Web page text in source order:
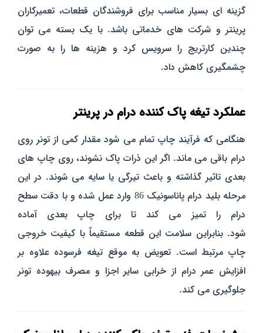
گزینه‌ ای بسیار مناسب برای فروشندگان قطعات، تعمیرکاران
پرینتر و شرکت‌ های خدماتی باشد. با یک بسته می‌ توان
چندین کارتریج را سرویس کرد و هزینه‌ ها را به‌ صورت
چشمگیری کاهش داد.
عملکرد تیغه پاک‌ کننده درام در پرینتر
هنگامی که فرآیند چاپ تمام می‌ شود مقدار کمی از تونر روی
درام باقی می‌ ماند. اگر این ذرات پاک نشوند، روی چاپ‌ های
بعدی تاثیر گذاشته و باعث تیرگی یا سایه می‌ شوند. در این
مرحله بلید درام پاناسونیک 86 وارد عمل شده و با دقت سطح
درام را تمیز می‌ کند تا برای چاپ بعدی آماده
شود. بنابراین سلامت این قطعه مستقیماً با کیفیت خروجی
چاپ مرتبط است. تعویض به‌ موقع تیغه فرسوده علاوه بر
افزایش عمر درام از خرابی سایر اجزا و مصرف بیهوده تونر
جلوگیری می‌ کند.